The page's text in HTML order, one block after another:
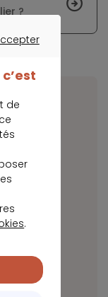
?
2015
de
.